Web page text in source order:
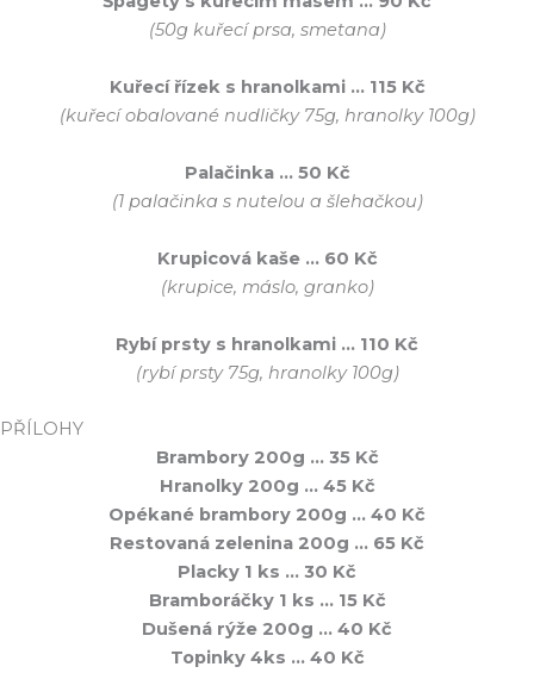
(50g kuřecí prsa, smetana)
Kuřecí řízek s hranolkami … 115 Kč
(kuřecí obalované nudličky 75g, hranolky 100g)
Palačinka … 50 Kč
(1 palačinka s nutelou a šlehačkou)
Krupicová kaše … 60 Kč
(krupice, máslo, granko)
Rybí prsty s hranolkami … 110 Kč
(rybí prsty 75g, hranolky 100g)
PŘÍLOHY
Brambory 200g … 35 Kč
Hranolky 200g … 45 Kč
Opékané brambory 200g … 40 Kč
Restovaná zelenina 200g … 65 Kč
Placky 1 ks … 30 Kč
Bramboráčky 1 ks … 15 Kč
Dušená rýže 200g … 40 Kč
Topinky 4ks … 40 Kč